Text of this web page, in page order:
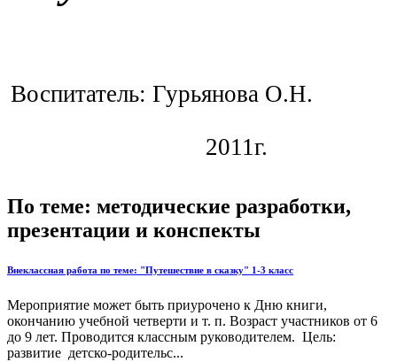
Воспитатель: Гурьянова О.Н.
2011г.
По теме: методические разработки,
презентации и конспекты
Внеклассная работа по теме: "Путешествие в сказку" 1-3 класс
Мероприятие может быть приурочено к Дню книги,
окончанию учебной четверти и т. п. Возраст участников от 6
до 9 лет. Проводится классным руководителем. Цель:
развитие детско-родительс...